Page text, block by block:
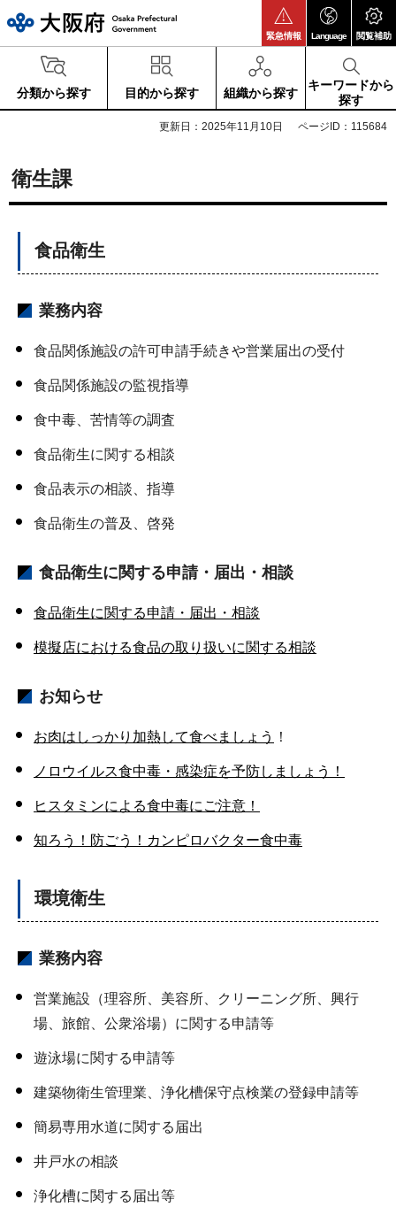
緊急情報 Language 閲覧補助
分類から探す 目的から探す 組織から探す
キーワードから
探す
更新日：2025年11月10日 ページID：115684
衛生課
食品衛生
業務内容
食品関係施設の許可申請手続きや営業届出の受付
食品関係施設の監視指導
食中毒、苦情等の調査
食品衛生に関する相談
食品表示の相談、指導
食品衛生の普及、啓発
食品衛生に関する申請・届出・相談
食品衛生に関する申請・届出・相談
模擬店における食品の取り扱いに関する相談
お知らせ
お肉はしっかり加熱して食べましょう ！
ノロウイルス食中毒・感染症を予防しましょう！
ヒスタミンによる食中毒にご注意！
知ろう！防ごう！カンピロバクター食中毒
環境衛生
業務内容
営業施設（理容所、美容所、クリーニング所、興行
場、旅館、公衆浴場）に関する申請等
遊泳場に関する申請等
建築物衛生管理業、浄化槽保守点検業の登録申請等
簡易専用水道に関する届出
井戸水の相談
浄化槽に関する届出等